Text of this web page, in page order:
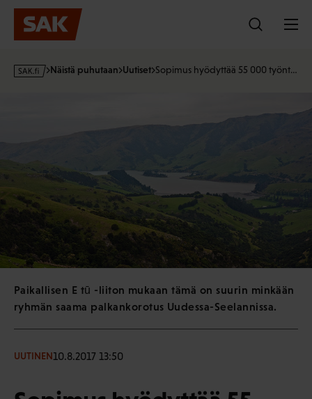
Hyppää
sisältöön
s
Näistä puhutaan Uutiset Sopimus hyödyttää 55 000 työnt…
Paikallisen E tū -liiton mukaan tämä on suurin minkään
ryhmän saama palkankorotus Uudessa-Seelannissa.
UUTINEN10.8.2017 13:50